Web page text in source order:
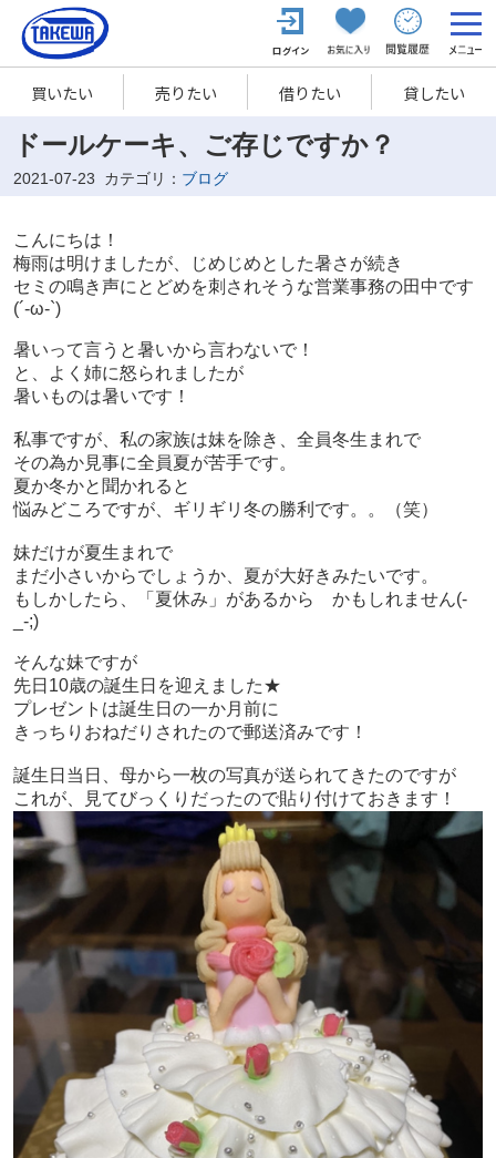
買いたい 売りたい 借りたい 貸したい
ドールケーキ、ご存じですか？
2021-07-23 カテゴリ： ブログ
こんにちは！
梅雨は明けましたが、じめじめとした暑さが続き
セミの鳴き声にとどめを刺されそうな営業事務の田中です
(´-ω-`)
暑いって言うと暑いから言わないで！
と、よく姉に怒られましたが
暑いものは暑いです！
私事ですが、私の家族は妹を除き、全員冬生まれで
その為か見事に全員夏が苦手です。
夏か冬かと聞かれると
悩みどころですが、ギリギリ冬の勝利です。。（笑）
妹だけが夏生まれで
まだ小さいからでしょうか、夏が大好きみたいです。
もしかしたら、「夏休み」があるから かもしれません(-
_-;)
そんな妹ですが
先日10歳の誕生日を迎えました★
プレゼントは誕生日の一か月前に
きっちりおねだりされたので郵送済みです！
誕生日当日、母から一枚の写真が送られてきたのですが
これが、見てびっくりだったので貼り付けておきます！